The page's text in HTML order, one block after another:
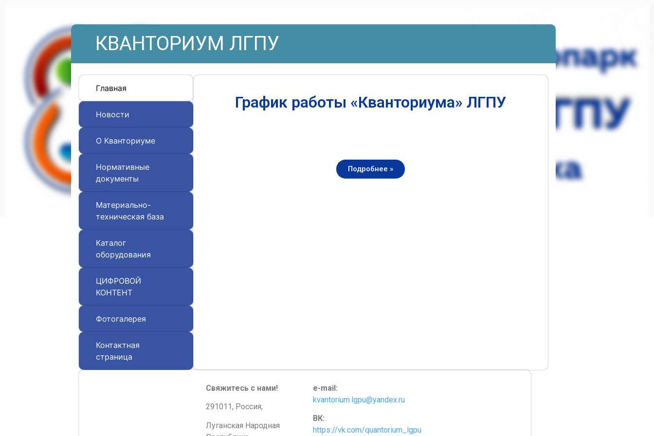
КВАНТОРИУМ ЛГПУ
Главная
Новости
О Кванториуме
Нормативные
документы
Материально-
техническая база
Каталог
оборудования
ЦИФРОВОЙ
КОНТЕНТ
Фотогалерея
Контактная
страница
График работы «Кванториума» ЛГПУ
Подробнее »
Свяжитесь с нами!
291011, Россия,
Луганская Народная
e-mail:
kvantorium.lgpu@yandex.ru
ВК:
https://vk.com/quantorium_lgpu